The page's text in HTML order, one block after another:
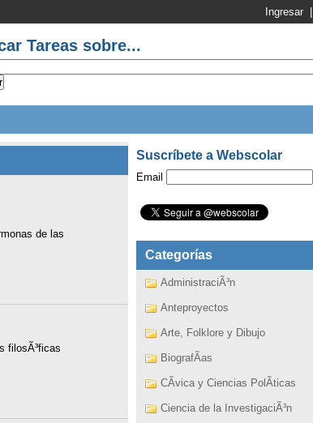
Ingresar|
Tareas sobre...
de las
filosÃ³ficas
Suscríbete a Webscolar
Email
Categorías
AdministraciÃ³n
Anteproyectos
Arte, Folklore y Dibujo
BiografÃ­as
CÃ­vica y Ciencias PolÃ­ticas
Ciencia de la InvestigaciÃ³n